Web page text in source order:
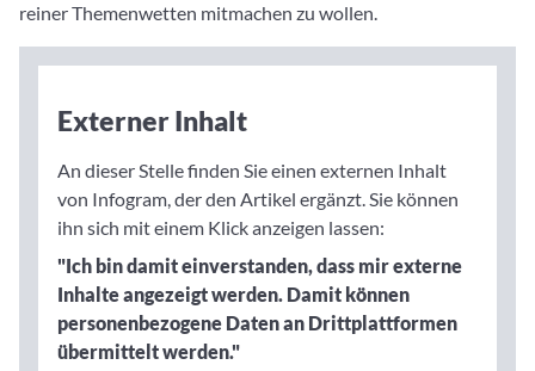
reiner Themenwetten mitmachen zu wollen.
Externer Inhalt
An dieser Stelle finden Sie einen externen Inhalt
von Infogram, der den Artikel ergänzt. Sie können
ihn sich mit einem Klick anzeigen lassen:
"Ich bin damit einverstanden, dass mir externe
Inhalte angezeigt werden. Damit können
personenbezogene Daten an Drittplattformen
übermittelt werden."